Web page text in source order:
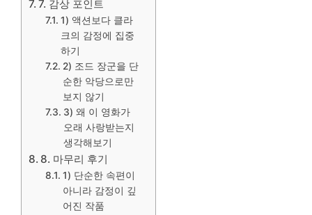
7. 감상 포인트
1) 액션보다 클라
크의 감정에 집중
하기
2) 조드 장군을 단
순한 악당으로만
보지 않기
3) 왜 이 영화가
오래 사랑받는지
생각해보기
8. 마무리 후기
1) 단순한 속편이
아니라 감정이 깊
어진 작품